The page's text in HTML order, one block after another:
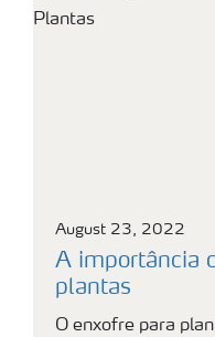
August 23, 2022
A importância
plantas
O enxofre para